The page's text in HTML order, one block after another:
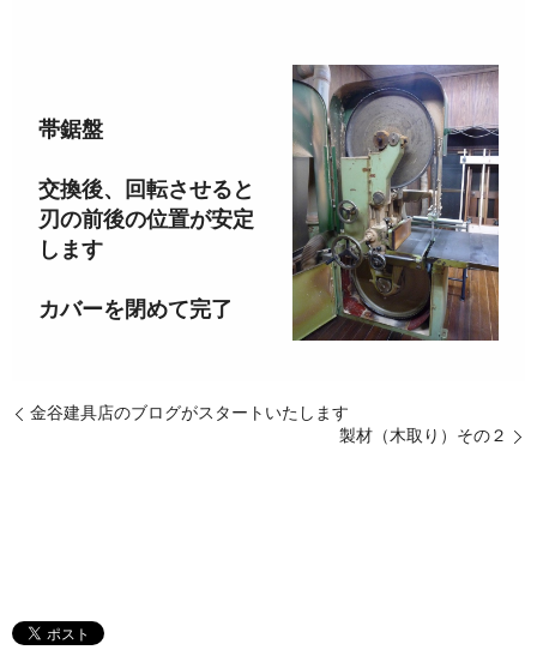
帯鋸盤
交換後、回転させると
刃の前後の位置が安定
します
カバーを閉めて完了
金谷建具店のブログがスタートいたします
製材（木取り）その２